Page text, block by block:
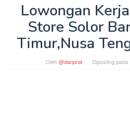
Lowongan
Store Solor
Timur,Nusa
Oleh@danprat Diposting pada